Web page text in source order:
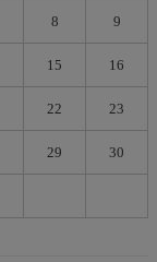
8 9
15 16
22 23
29 30